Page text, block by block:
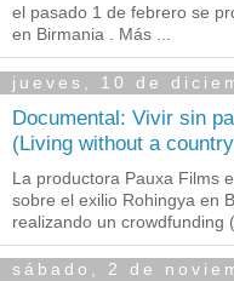
el pasado 1 de febrero se
en Birmania . Más ...
jueves, 10 de
Documental: Vivir sin
(Living without a
La productora Pauxa Films
sobre el exilio Rohingya en
realizando un crowdfunding
sábado, 2 de